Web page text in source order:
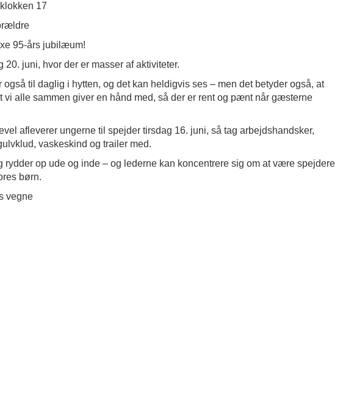
17
95-års jubilæum!
20. juni, hvor der er masser af aktiviteter.
også til daglig i hytten, og det kan heldigvis ses – men det betyder også, at
vi alle sammen giver en hånd med, så der er rent og pænt når gæsterne
afleverer ungerne til spejder tirsdag 16. juni, så tag arbejdshandsker,
vaskeskind og trailer med.
rydder op ude og inde – og lederne kan koncentrere sig om at være spejdere
børn.
vegne